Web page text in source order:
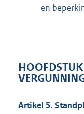
en
Artikel 5.